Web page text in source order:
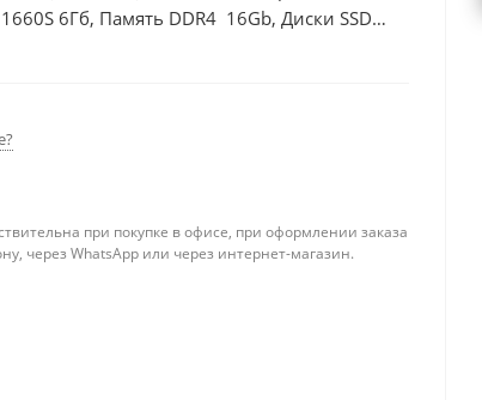
6Гб, Память DDR4 16Gb, Диски SSD
при покупке в офисе, при оформлении заказа
через WhatsApp или через интернет-магазин.